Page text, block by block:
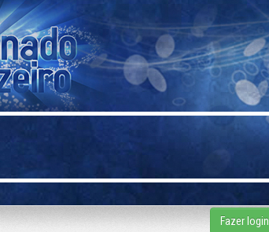
Fazer login